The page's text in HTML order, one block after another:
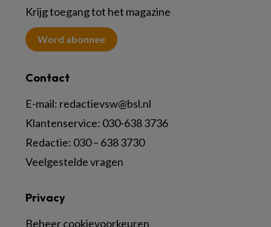
Krijg toegang tot het magazine
Word abonnee
Contact
E-mail: redactievsw@bsl.nl
Klantenservice: 030-638 3736
Redactie: 030 – 638 3730
Veelgestelde vragen
Privacy
Beheer cookievoorkeuren